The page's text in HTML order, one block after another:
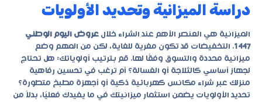
دراسة الميزانية وتحديد الأولويات
الميزانية هي العنصر الأهم عند الشراء خلال عروض اليوم الوطني
1447. التخفيضات قد تكون مغرية للغاية، لكن من المهم وضع
ميزانية محددة والتسوق وفقًا لها. قم بترتيب أولوياتك: هل تحتاج
لجهاز أساسي كالثلاجة أو الغسالة؟ أم ترغب في تحسين رفاهية
منزلك عبر شراء مكانس كهربائية ذكية أو أجهزة مطبخ متطورة؟
تحديد الأولويات يضمن استثمار ميزانيتك في ما يفيدك فعليًا، بدلاً من